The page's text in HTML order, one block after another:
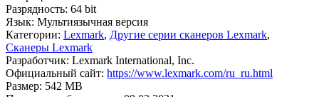
Разрядность: 64 bit
Язык: Мультиязычная версия
Категории: Lexmark, Другие серии сканеров Lexmark,
Сканеры Lexmark
Разработчик: Lexmark International, Inc.
Официальный сайт: https://www.lexmark.com/ru_ru.html
Размер: 542 MB